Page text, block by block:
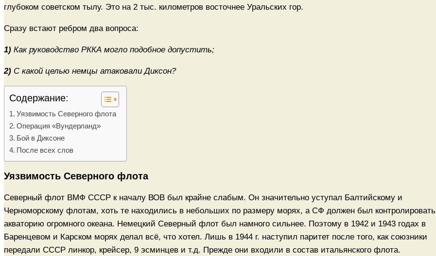
глубоком советском тылу. Это на 2 тыс. километров восточнее Уральских гор.
Сразу встают ребром два вопроса:
1) Как руководство РККА могло подобное допустить;
2) С какой целью немцы атаковали Диксон?
Содержание:
Уязвимость Северного флота
Операция «Вундерланд»
Бой в Диксоне
После всех слов
Уязвимость Северного флота
Северный флот ВМФ СССР к началу ВОВ был крайне слабым. Он значительно уступал Балтийскому и
Черноморскому флотам, хоть те находились в небольших по размеру морях, а СФ должен был контролировать
акваторию огромного океана. Немецкий Северный флот был намного сильнее. Поэтому в 1942 и 1943 годах в
Баренцевом и Карском морях делал всё, что хотел. Лишь в 1944 г. наступил паритет после того, как союзники
передали СССР линкор, крейсер, 9 эсминцев и т.д. Прежде они входили в состав итальянского флота.